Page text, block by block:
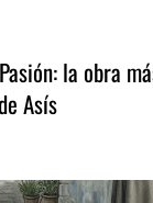
la obra
Asís